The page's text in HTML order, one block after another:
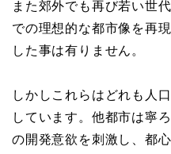
また郊外でも再び若い世
での理想的な都市像を再
した事は有りません。
しかしこれらはどれも人
しています。他都市は寧
の開発意欲を刺激し、都